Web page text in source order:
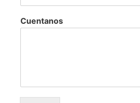
Cuentanos